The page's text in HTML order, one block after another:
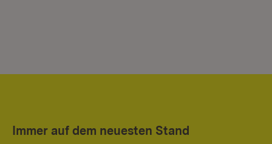
Immer auf dem neuesten Stand